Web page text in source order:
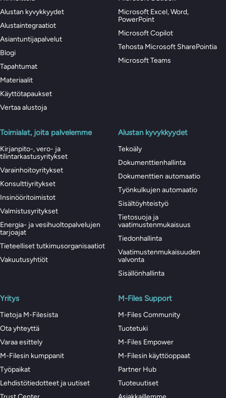
Alustan kyvykkyydet
Alustaintegraatiot
Asiantuntijapalvelut
Blogi
Tapahtumat
Materiaalit
Käyttötapaukset
Vertaa alustoja
Microsoft Excel, Word,
PowerPoint
Microsoft Copilot
Tehosta Microsoft SharePointia
Microsoft Teams
Toimialat, joita palvelemme
Kirjanpito-, vero- ja
tilintarkastusyritykset
Varainhoitoyritykset
Konsulttiyritykset
Insinööritoimistot
Valmistusyritykset
Energia- ja vesihuoltopalvelujen
tarjoajat
Tieteelliset tutkimusorganisaatiot
Vakuutusyhtiöt
Alustan kyvykkyydet
Tekoäly
Dokumenttienhallinta
Dokumenttien automaatio
Työnkulkujen automaatio
Sisältöyhteistyö
Tietosuoja ja
vaatimustenmukaisuus
Tiedonhallinta
Vaatimustenmukaisuuden
valvonta
Sisällönhallinta
Yritys
Tietoja M-Filesista
Ota yhteyttä
Varaa esittely
M-Filesin kumppanit
Työpaikat
Lehdistötiedotteet ja uutiset
M-Files Support
M-Files Community
Tuotetuki
M-Files Empower
M-Filesin käyttöoppaat
Partner Hub
Tuoteuutiset